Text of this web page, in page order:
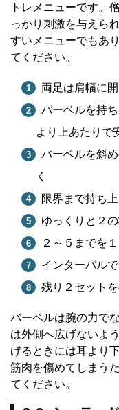
トレメニューです。
っかり刺激を与えら
すいメニューでもあ
てください。
両足は肩幅に
バーベルを持
より上あたりで
バーベルを斜
く
限界まで持ち
ゆっくりと２
２～５までを
インターバル
残り２セットを
バーベルは腕の力で
は外側へ広げないよ
げるときには耳より
筋肉を傷めてしまう
てください。